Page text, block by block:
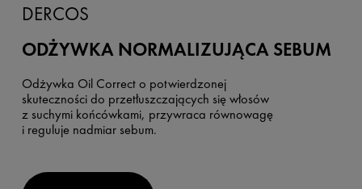
DERCOS
ODŻYWKA NORMALIZUJĄCA SEBUM
Odżywka Oil Correct o potwierdzonej
skuteczności do przetłuszczających się włosów
z suchymi końcówkami, przywraca równowagę
i reguluje nadmiar sebum.